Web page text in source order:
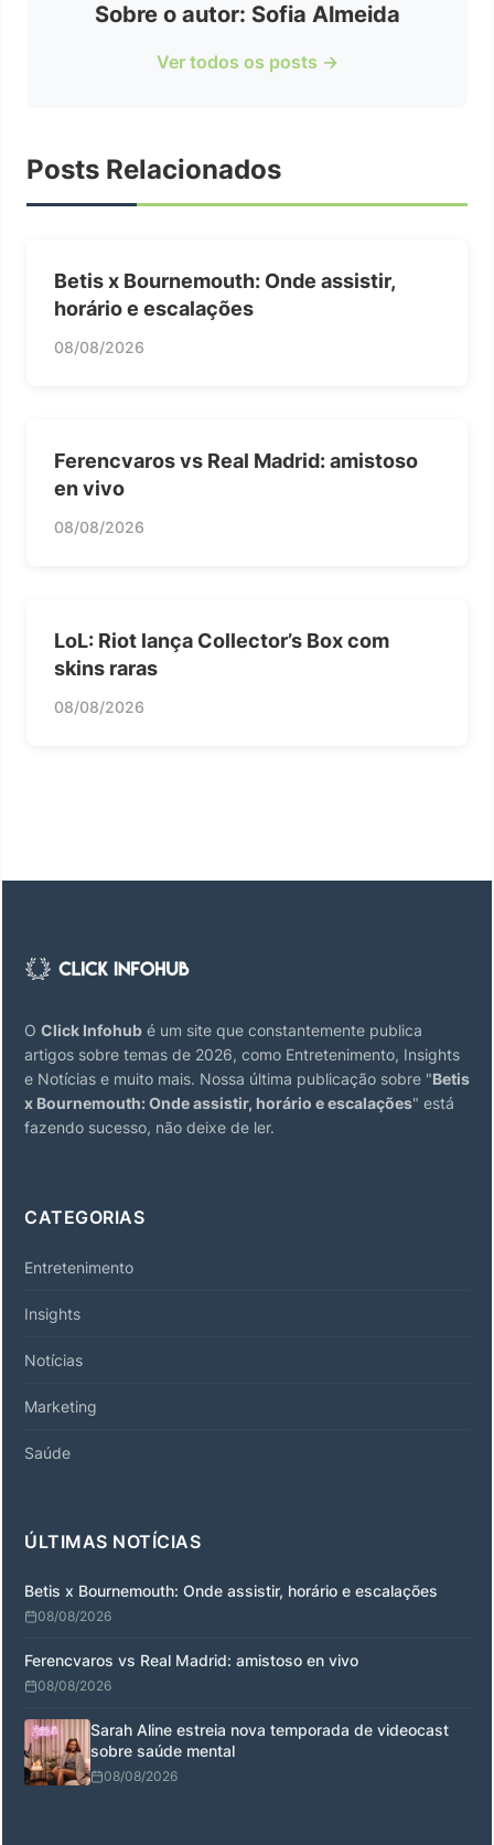
Sobre o autor: Sofia Almeida
Ver todos os posts →
Posts Relacionados
Betis x Bournemouth: Onde assistir,
horário e escalações
08/08/2026
Ferencvaros vs Real Madrid: amistoso
en vivo
08/08/2026
LoL: Riot lança Collector’s Box com
skins raras
08/08/2026
O Click Infohub é um site que constantemente publica
artigos sobre temas de 2026, como Entretenimento, Insights
e Notícias e muito mais. Nossa última publicação sobre "Betis
x Bournemouth: Onde assistir, horário e escalações" está
fazendo sucesso, não deixe de ler.
CATEGORIAS
Entretenimento
Insights
Notícias
Marketing
Saúde
ÚLTIMAS NOTÍCIAS
Betis x Bournemouth: Onde assistir, horário e escalações
08/08/2026
Ferencvaros vs Real Madrid: amistoso en vivo
08/08/2026
Sarah Aline estreia nova temporada de videocast
sobre saúde mental
08/08/2026